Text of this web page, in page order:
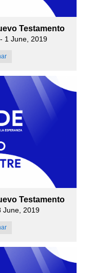
Testamento
1 June, 2019
Testamento
2019